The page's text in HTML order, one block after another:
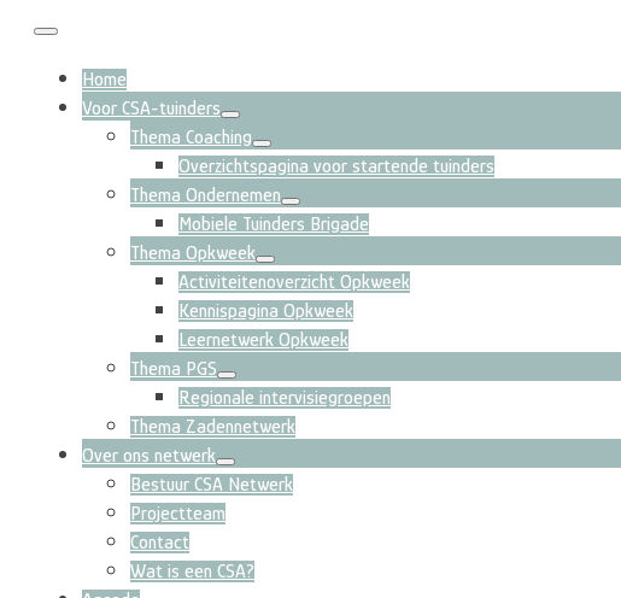
Home
Voor CSA-tuinders
Thema Coaching
Overzichtspagina voor startende tuinders
Thema Ondernemen
Mobiele Tuinders Brigade
Thema Opkweek
Activiteitenoverzicht Opkweek
Kennispagina Opkweek
Leernetwerk Opkweek
Thema PGS
Regionale intervisiegroepen
Thema Zadennetwerk
Over ons netwerk
Bestuur CSA Netwerk
Projectteam
Contact
Wat is een CSA?